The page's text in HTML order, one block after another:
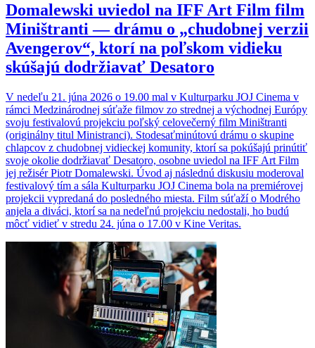
Domalewski uviedol na IFF Art Film film
Miništranti — drámu o „chudobnej verzii
Avengerov“, ktorí na poľskom vidieku
skúšajú dodržiavať Desatoro
V nedeľu 21. júna 2026 o 19.00 mal v Kulturparku JOJ Cinema v
rámci Medzinárodnej súťaže filmov zo strednej a východnej Európy
svoju festivalovú projekciu poľský celovečerný film Miništranti
(originálny titul Ministranci). Stodesaťminútovú drámu o skupine
chlapcov z chudobnej vidieckej komunity, ktorí sa pokúšajú prinútiť
svoje okolie dodržiavať Desatoro, osobne uviedol na IFF Art Film
jej režisér Piotr Domalewski. Úvod aj následnú diskusiu moderoval
festivalový tím a sála Kulturparku JOJ Cinema bola na premiérovej
projekcii vypredaná do posledného miesta. Film súťaží o Modrého
anjela a diváci, ktorí sa na nedeľnú projekciu nedostali, ho budú
môcť vidieť v stredu 24. júna o 17.00 v Kine Veritas.